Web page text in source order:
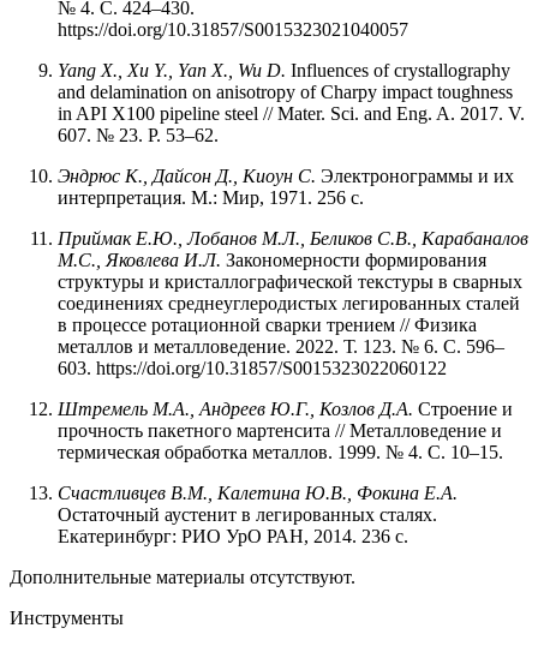
№ 4. С. 424–430.
https://doi.org/10.31857/S0015323021040057
Yang X., Xu Y., Yan X., Wu D. Influences of crystallography
and delamination on anisotropy of Charpy impact toughness
in API X100 pipeline steel // Mater. Sci. and Eng. A. 2017. V.
607. № 23. P. 53–62.
Эндрюс К., Дайсон Д., Киоун С. Электронограммы и их
интерпретация. М.: Мир, 1971. 256 с.
Приймак Е.Ю., Лобанов М.Л., Беликов С.В., Карабаналов
М.С., Яковлева И.Л. Закономерности формирования
структуры и кристаллографической текстуры в сварных
соединениях среднеуглеродистых легированных сталей
в процессе ротационной сварки трением // Физика
металлов и металловедение. 2022. Т. 123. № 6. С. 596–
603. https://doi.org/10.31857/S0015323022060122
Штремель М.А., Андреев Ю.Г., Козлов Д.А. Строение и
прочность пакетного мартенсита // Металловедение и
термическая обработка металлов. 1999. № 4. С. 10–15.
Счастливцев В.М., Калетина Ю.В., Фокина Е.А.
Остаточный аустенит в легированных сталях.
Екатеринбург: РИО УрО РАН, 2014. 236 с.
Дополнительные материалы отсутствуют.
Инструменты